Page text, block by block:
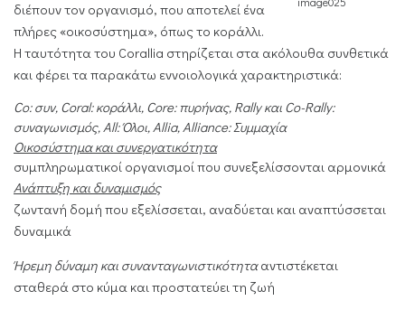
διέπουν τον οργανισμό, που αποτελεί ένα
πλήρες «οικοσύστημα», όπως το κοράλλι.
Η ταυτότητα του Corallia στηρίζεται στα ακόλουθα συνθετικά
και φέρει τα παρακάτω εννοιολογικά χαρακτηριστικά:
Co: συν, Coral: κοράλλι, Core: πυρήνας, Rally και Co-Rally:
συναγωνισμός, All: Όλοι, Allia, Alliance: Συμμαχία
Οικοσύστημα και συνεργατικότητα
συμπληρωματικοί οργανισμοί που συνεξελίσσονται αρμονικά
Ανάπτυξη και δυναμισμός
ζωντανή δομή που εξελίσσεται, αναδύεται και αναπτύσσεται
δυναμικά
Ήρεμη δύναμη και συνανταγωνιστικότητααντιστέκεται
σταθερά στο κύμα και προστατεύει τη ζωή